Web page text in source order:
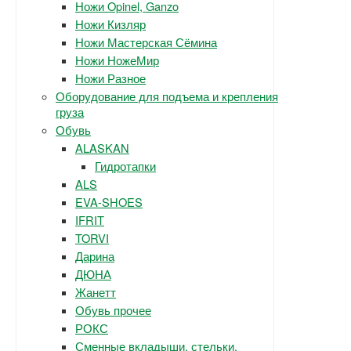
Ножи Opinel, Ganzo
Ножи Кизляр
Ножи Мастерская Сёмина
Ножи НожеМир
Ножи Разное
Оборудование для подъема и крепления
груза
Обувь
ALASKAN
Гидротапки
ALS
EVA-SHOES
IFRIT
TORVI
Дарина
ДЮНА
Жанетт
Обувь прочее
РОКС
Сменные вкладыши, стельки.